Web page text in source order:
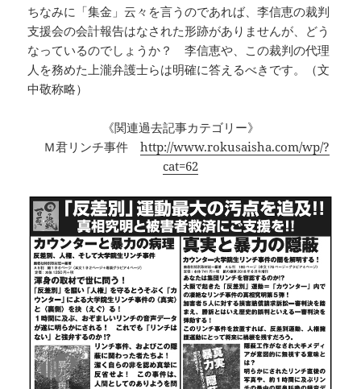
ちなみに「集金」云々を言うのであれば、李信恵の裁判
支援会の会計報告はなされた形跡がありませんが、どう
なっているのでしょうか？ 李信恵や、この裁判の代理
人を務めた上瀧弁護士らは明確に答えるべきです。（文
中敬称略）
《関連過去記事カテゴリー》
Ｍ君リンチ事件 http://www.rokusaisha.com/wp/?
cat=62